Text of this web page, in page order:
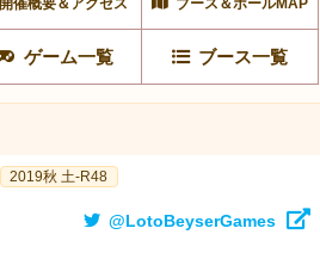
開催概要＆アクセス ブース＆ホールMAP
ゲーム一覧 ブース一覧
2019秋 土-R48
@LotoBeyserGames